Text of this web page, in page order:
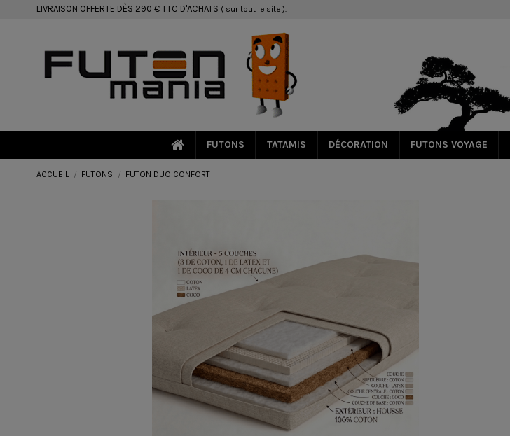
LIVRAISON OFFERTE DÈS 290 € TTC D'ACHATS ( sur tout le site ).
FUTONS TATAMIS DÉCORATION FUTONS VOYAGE
ACCUEIL FUTONS FUTON DUO CONFORT